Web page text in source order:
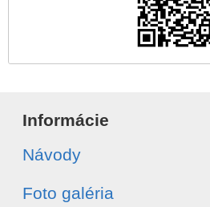
Informácie
Návody
Foto galéria